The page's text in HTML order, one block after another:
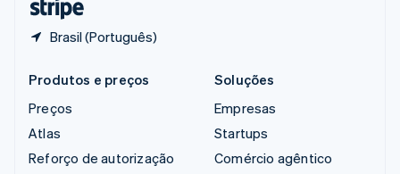
Brasil (Português)
Produtos e preços
Preços
Atlas
Reforço de autorização
Soluções
Empresas
Startups
Comércio agêntico